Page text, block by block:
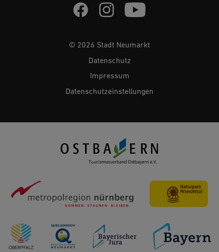
© 2026 Stadt Neumarkt
Datenschutz
Impressum
Datenschutzeinstellungen